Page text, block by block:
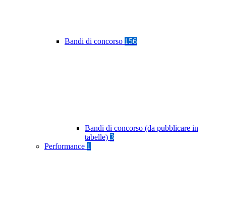
Bandi di concorso 156
Bandi di concorso (da pubblicare in
tabelle) 3
Performance 1